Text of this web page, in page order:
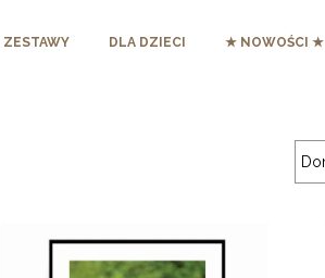
DLA DZIECI ★ NOWOŚCI ★